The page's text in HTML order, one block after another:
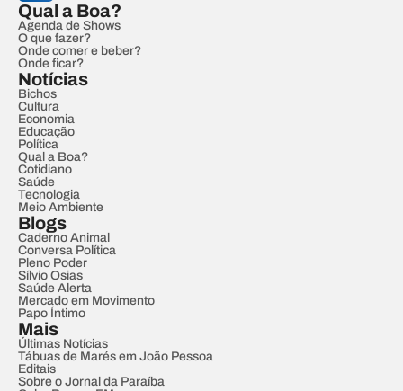
Qual a Boa?
Agenda de Shows
O que fazer?
Onde comer e beber?
Onde ficar?
Notícias
Bichos
Cultura
Economia
Educação
Política
Qual a Boa?
Cotidiano
Saúde
Tecnologia
Meio Ambiente
Blogs
Caderno Animal
Conversa Política
Pleno Poder
Sílvio Osias
Saúde Alerta
Mercado em Movimento
Papo Íntimo
Mais
Últimas Notícias
Tábuas de Marés em João Pessoa
Editais
Sobre o Jornal da Paraíba